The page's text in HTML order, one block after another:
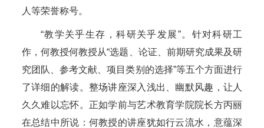
人等荣誉称号。
“教学关乎生存，科研关乎发展”。针对科研工
作，何教授何教授从“选题、论证、前期研究成果及研
究团队、参考文献、项目类别的选择”等五个方面进行
了详细的解读。整场讲座深入浅出、幽默风趣，让人
久久难以忘怀。正如学前与艺术教育学院院长方丙丽
在总结中所说：何教授的讲座犹如行云流水，意蕴深